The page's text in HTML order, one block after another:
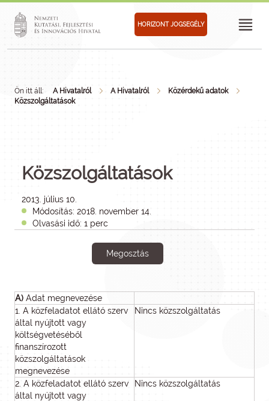
HORIZONT JOGSEGÉLY
Ön itt áll: A Hivatalról A Hivatalról
Közérdekű adatok
Közszolgáltatások
Közszolgáltatások
2013. július 10.
Módosítás: 2018. november 14.
Olvasási idő: 1 perc
Megosztás
A) Adat megnevezése
1. A közfeladatot ellátó szerv
által nyújtott vagy
költségvetéséből
finanszírozott
közszolgáltatások
megnevezése
Nincs közszolgáltatás
2. A közfeladatot ellátó szerv
által nyújtott vagy
Nincs közszolgáltatás